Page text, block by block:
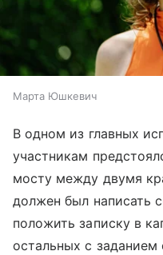
Марта Юшкевич
В одном из главных
участникам
мосту между двумя
должен был написать
положить записку в
остальных с заданием